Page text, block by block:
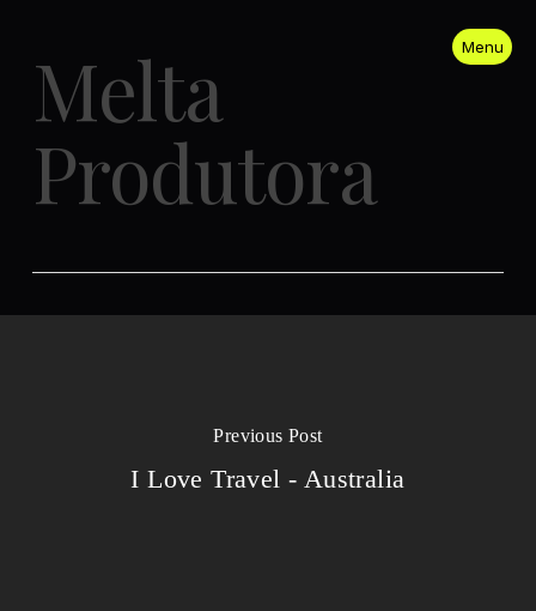
Menu
Melta
Produtora
Previous Post
I Love Travel - Australia